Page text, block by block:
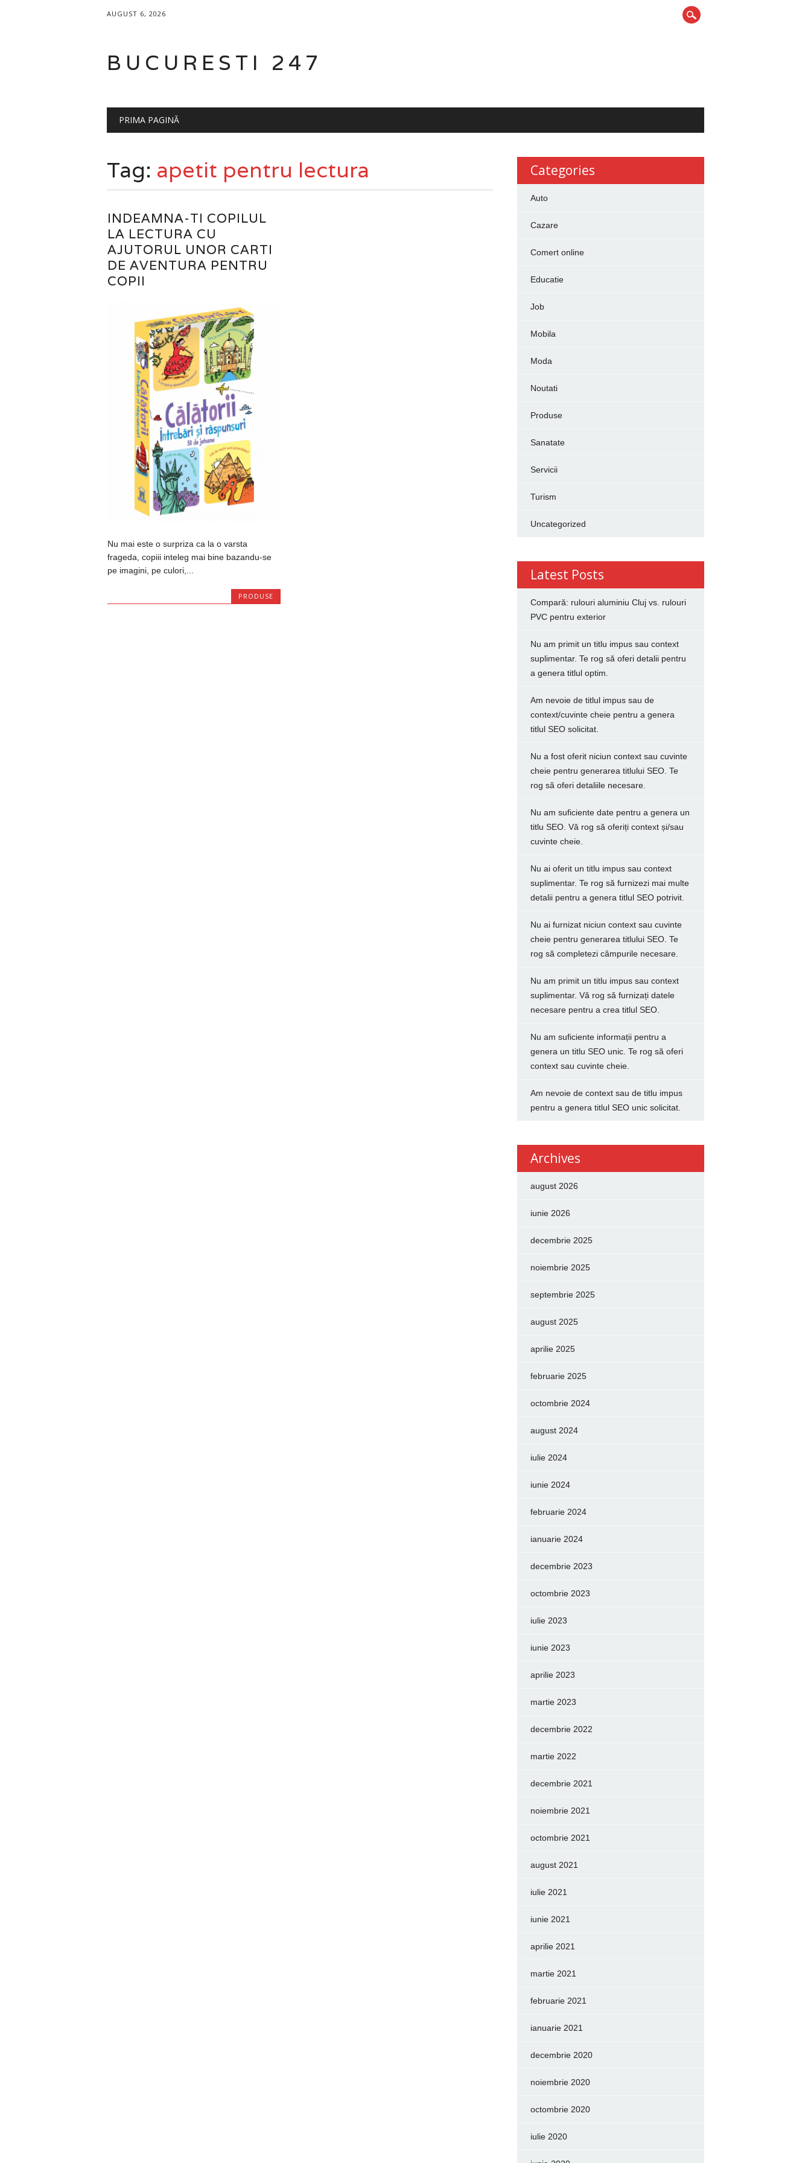
AUGUST 6, 2026
BUCURESTI 247
Main menu
PRIMA PAGINĂ
Tag: apetit pentru lectura
INDEAMNA-TI COPILUL
LA LECTURA CU
AJUTORUL UNOR CARTI
DE AVENTURA PENTRU
COPII
Nu mai este o surpriza ca la o varsta
frageda, copiii inteleg mai bine bazandu-se
pe imagini, pe culori,...
PRODUSE
Categories
Auto
Cazare
Comert online
Educatie
Job
Mobila
Moda
Noutati
Produse
Sanatate
Servicii
Turism
Uncategorized
Latest Posts
Compară: rulouri aluminiu Cluj vs. rulouri
PVC pentru exterior
Nu am primit un titlu impus sau context
suplimentar. Te rog să oferi detalii pentru
a genera titlul optim.
Am nevoie de titlul impus sau de
context/cuvinte cheie pentru a genera
titlul SEO solicitat.
Nu a fost oferit niciun context sau cuvinte
cheie pentru generarea titlului SEO. Te
rog să oferi detaliile necesare.
Nu am suficiente date pentru a genera un
titlu SEO. Vă rog să oferiți context și/sau
cuvinte cheie.
Nu ai oferit un titlu impus sau context
suplimentar. Te rog să furnizezi mai multe
detalii pentru a genera titlul SEO potrivit.
Nu ai furnizat niciun context sau cuvinte
cheie pentru generarea titlului SEO. Te
rog să completezi câmpurile necesare.
Nu am primit un titlu impus sau context
suplimentar. Vă rog să furnizați datele
necesare pentru a crea titlul SEO.
Nu am suficiente informații pentru a
genera un titlu SEO unic. Te rog să oferi
context sau cuvinte cheie.
Am nevoie de context sau de titlu impus
pentru a genera titlul SEO unic solicitat.
Archives
august 2026
iunie 2026
decembrie 2025
noiembrie 2025
septembrie 2025
august 2025
aprilie 2025
februarie 2025
octombrie 2024
august 2024
iulie 2024
iunie 2024
februarie 2024
ianuarie 2024
decembrie 2023
octombrie 2023
iulie 2023
iunie 2023
aprilie 2023
martie 2023
decembrie 2022
martie 2022
decembrie 2021
noiembrie 2021
octombrie 2021
august 2021
iulie 2021
iunie 2021
aprilie 2021
martie 2021
februarie 2021
ianuarie 2021
decembrie 2020
noiembrie 2020
octombrie 2020
iulie 2020